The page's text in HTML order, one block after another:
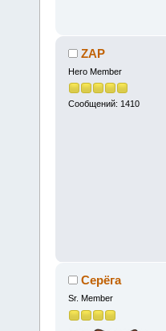
ZAP
Hero Member
Сообщений: 1410
Серёга
Sr. Member